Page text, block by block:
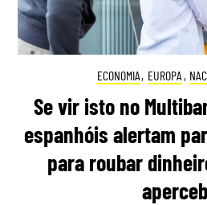
ECONOMIA, EUROPA ,
Se vir isto no
espanhóis alertam
para roubar